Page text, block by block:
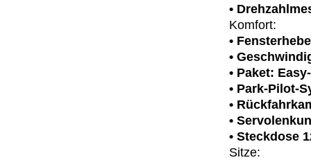
•
Komfort:
•
•
• Paket:
• Park-Pilot-
•
•
• Steckdose
Sitze: